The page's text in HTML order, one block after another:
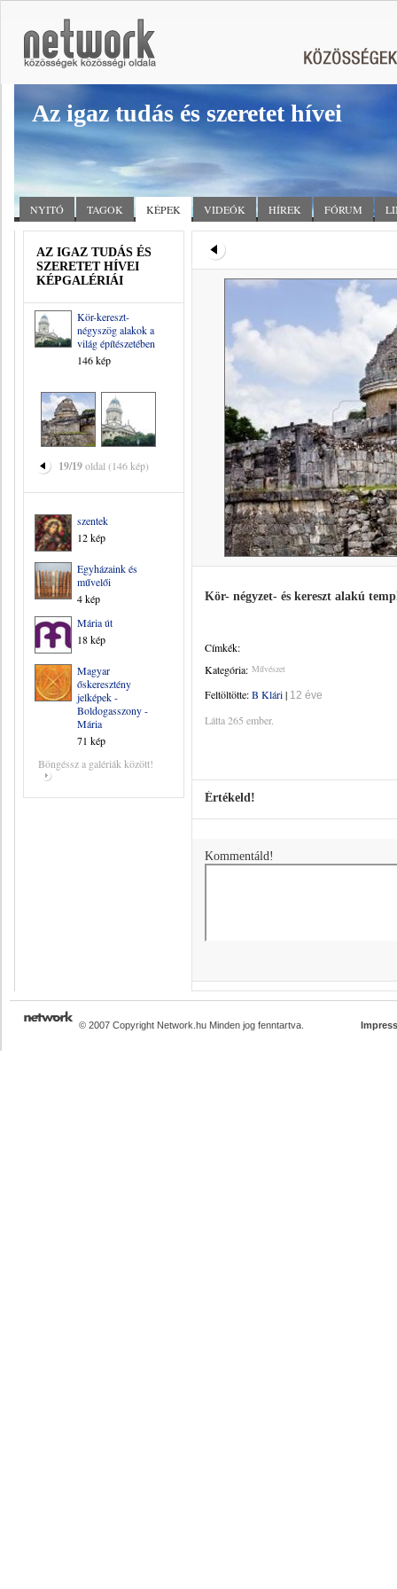
Az igaz tudás és szeretet hívei
NYITÓ TAGOK KÉPEK VIDEÓK HÍREK FÓRUM
AZ IGAZ TUDÁS ÉS
SZERETET HÍVEI
KÉPGALÉRIÁI
Kör-kereszt-
négyszög alakok a
világ építészetében
146 kép
19/19oldal (146 kép)
szentek
12 kép
Egyházaink és
művelői
4 kép
Mária út
18 kép
Magyar
őskeresztény
jelképek -
Boldogasszony -
Mária
71 kép
Böngéssz a galériák között!
Kör- négyzet- és kereszt alakú
Címkék:
Kategória: Művészet
Feltöltötte:B Klári| 12 éve
Látta 265 ember.
Értékeld!
Kommentáld!
© 2007 Copyright Network.hu Minden jog fenntartva.